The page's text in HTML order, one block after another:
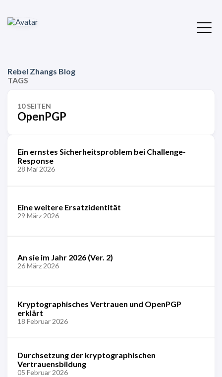
Rebel Zhangs Blog
TAGS
10 SEITEN
OpenPGP
Ein ernstes Sicherheitsproblem bei Challenge-
Response
28 Mai 2026
Eine weitere Ersatzidentität
29 März 2026
An sie im Jahr 2026 (Ver. 2)
26 März 2026
Kryptographisches Vertrauen und OpenPGP
erklärt
18 Februar 2026
Durchsetzung der kryptographischen
Vertrauensbildung
05 Februar 2026